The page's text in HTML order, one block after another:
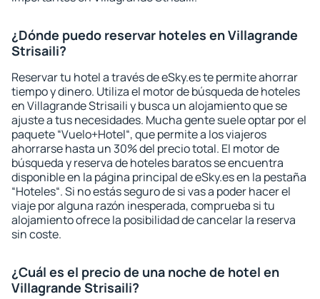
¿Dónde puedo reservar hoteles en Villagrande
Strisaili?
Reservar tu hotel a través de eSky.es te permite ahorrar
tiempo y dinero. Utiliza el motor de búsqueda de hoteles
en Villagrande Strisaili y busca un alojamiento que se
ajuste a tus necesidades. Mucha gente suele optar por el
paquete “Vuelo+Hotel“, que permite a los viajeros
ahorrarse hasta un 30% del precio total. El motor de
búsqueda y reserva de hoteles baratos se encuentra
disponible en la página principal de eSky.es en la pestaña
“Hoteles“. Si no estás seguro de si vas a poder hacer el
viaje por alguna razón inesperada, comprueba si tu
alojamiento ofrece la posibilidad de cancelar la reserva
sin coste.
¿Cuál es el precio de una noche de hotel en
Villagrande Strisaili?